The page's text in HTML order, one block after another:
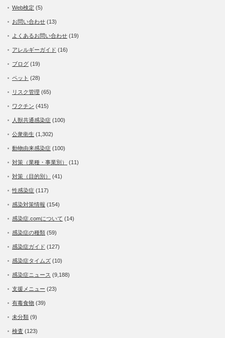
Web検定 (5)
お問い合わせ (13)
よくあるお問い合わせ (19)
アレルギーガイド (16)
ブログ (19)
ペット (28)
リスク管理 (65)
ワクチン (415)
人獣共通感染症 (100)
公衆衛生 (1,302)
動物由来感染症 (100)
対策（業種・事業別） (11)
対策（目的別） (41)
性感染症 (117)
感染対策情報 (154)
感染症.comについて (14)
感染症の種類 (59)
感染症ガイド (127)
感染症タイムズ (10)
感染症ニュース (9,188)
支援メニュー (23)
有毒食物 (39)
未分類 (9)
検査 (123)